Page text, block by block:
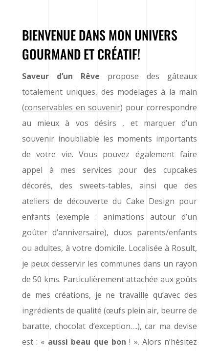
BIENVENUE DANS MON UNIVERS
GOURMAND ET CRÉATIF!
Saveur d’un Rêve propose des gâteaux
totalement uniques, des modelages à la main
(conservables en souvenir) pour correspondre
au mieux à vos désirs , et marquer d’un
souvenir inoubliable les moments importants
de votre vie. Vous pouvez également faire
appel à mes services pour des cupcakes
décorés, des sweets-tables, ainsi que des
ateliers de découverte du Cake Design pour
enfants (exemple : animations autour d’un
goûter d’anniversaire), duos parents/enfants
ou adultes, à votre domicile. Localisée à Rosult,
je peux desservir les communes dans un rayon
de 50 kms. Particulièrement attachée aux goûts
de mes créations, je ne travaille qu’avec des
ingrédients de qualité (œufs plein air, beurre de
baratte, chocolat d’exception….), car ma devise
est : « aussi beau que bon ! ». Alors n’hésitez